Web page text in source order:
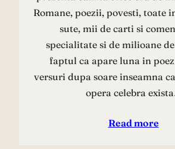
Romane, poezii, povesti, toate
sute, mii de carti si
specialitate si de milioane
faptul ca apare luna in
versuri dupa soare inseamna
opera celebra
Read more